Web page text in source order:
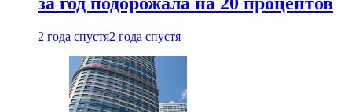
2 года спустя2 года спустя